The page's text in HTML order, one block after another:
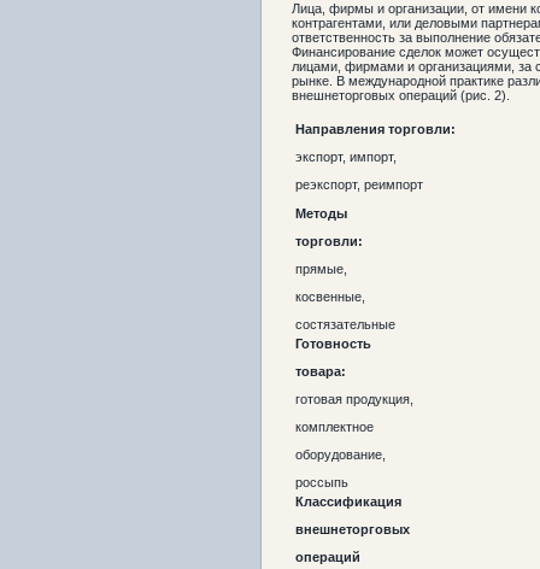
Лица, фирмы и организации, от имени
контрагентами, или деловыми
ответственность за выполнение
Финансирование сделок может
лицами, фирмами и организациями, за
рынке. В международной практике
внешнеторговых операций (рис. 2).
Направления торговли:
экспорт, импорт,
реэкспорт, реимпорт
Методы
торговли:
прямые,
косвенные,
состязательные
Готовность
товара:
готовая продукция,
комплектное
оборудование,
россыпь
Классификация
внешнеторговых
операций